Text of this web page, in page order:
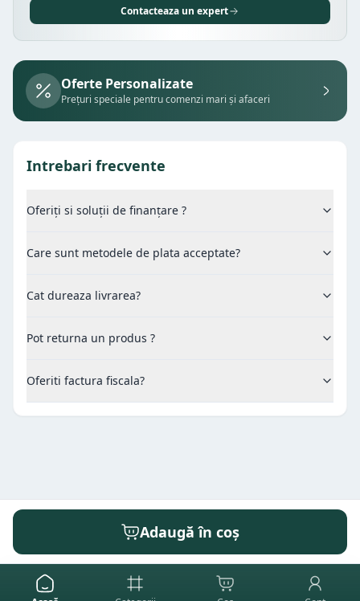
Contacteaza un expert
Oferte Personalizate
Prețuri speciale pentru comenzi mari și afaceri
Intrebari frecvente
Oferiți si soluții de finanțare ?
Care sunt metodele de plata acceptate?
Cat dureaza livrarea?
Pot returna un produs ?
Oferiti factura fiscala?
Adaugă în coș